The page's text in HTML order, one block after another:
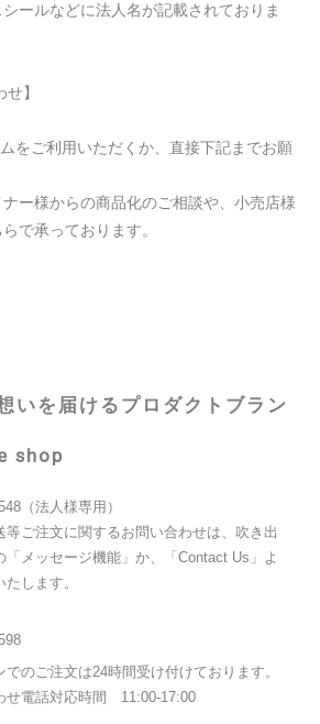
ールなどに法人名が記載されておりま
】
ムをご利用いただくか、直接下記までお願
ー様からの商品化のご相談や、小売店様
で承っております。
いを届けるプロダクトブラン
shop
（法人様専用）
等ご注文に関するお問い合わせは、吹き出
「メッセージ機能」か、「Contact Us」よ
たします。
でのご注文は24時間受け付けております。
せ電話対応時間 11:00-17:00